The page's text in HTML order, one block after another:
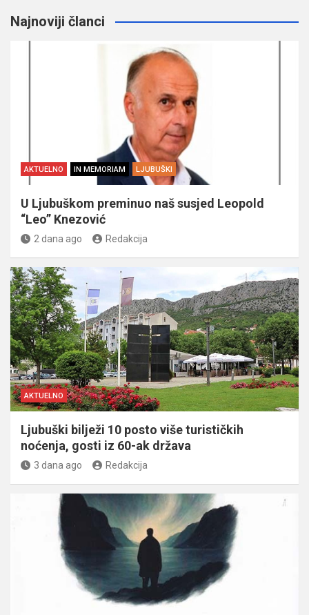
Najnoviji članci
AKTUELNO IN MEMORIAM LJUBUŠKI
U Ljubuškom preminuo naš susjed Leopold
“Leo” Knezović
2 dana ago Redakcija
AKTUELNO
Ljubuški bilježi 10 posto više turističkih
noćenja, gosti iz 60-ak država
3 dana ago Redakcija